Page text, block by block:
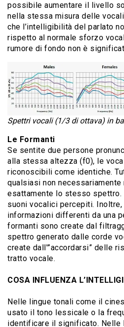
possibile aumentare il livello
nella stessa misura delle
che l’intelligibilità del parlato
rispetto al normale sforzo
rumore di fondo non è
Spettri vocali (1/3 di ottava) in
Le Formanti
Se sentite due persone
alla stessa altezza (f0), le
riconoscibili come identiche.
qualsiasi non necessariamente
esattamente lo stesso
suoni vocalici percepiti.
informazioni differenti da una
formanti sono create dal
spettro generato dalle corde
create dall'”accordarsi” delle
tratto vocale.
COSA INFLUENZA
Nelle lingue tonali come il
usato il tono lessicale o la
identificare il significato. Nelle